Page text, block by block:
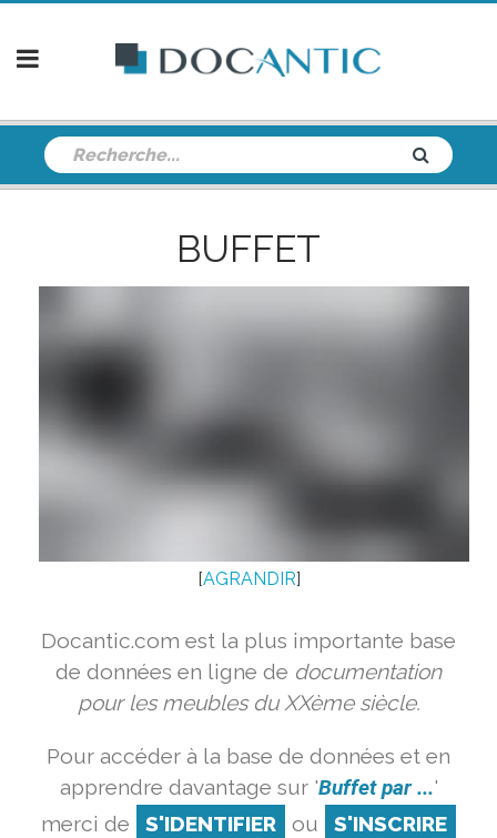
BUFFET
[AGRANDIR]
Docantic.com est la plus importante base
de données en ligne de documentation
pour les meubles du XXème siècle.
Pour accéder à la base de données et en
apprendre davantage sur 'Buffet par ...'
merci de
S'IDENTIFIER ou S'INSCRIRE